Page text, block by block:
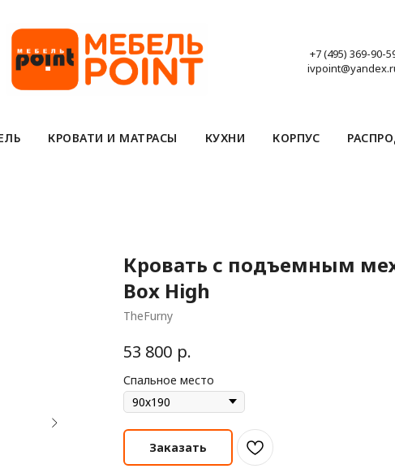
+7 (495) 369-90-
КРОВАТИ И МАТРАСЫ КУХНИ КОРПУС
Кровать с подъемным
Box High
TheFurny
53 800 р.
Спальное место
Заказать